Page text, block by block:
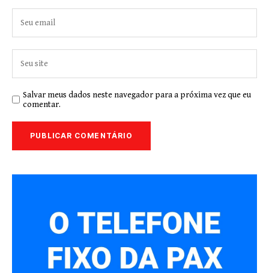
Salvar meus dados neste navegador para a próxima vez que eu
comentar.